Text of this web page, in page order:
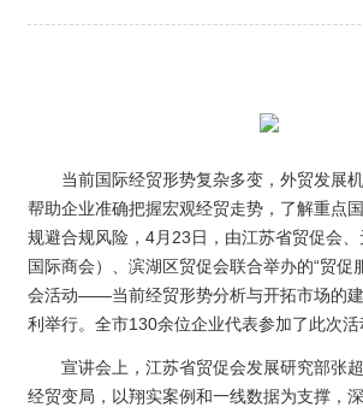
当前国际经贸形势复杂多变，外贸发展机
帮助企业准确把握宏观经贸走势，了解重点
规避合规风险，4月23日，由江苏省贸促会
国际商会）、滨湖区贸促会联合举办的“贸促
会活动——当前经贸形势分析与开拓市场的
利举行。全市130余位企业代表参加了此次活
宣讲会上，江苏省贸促会发展研究部张超
经贸变局，以翔实案例和一线数据为支撑，